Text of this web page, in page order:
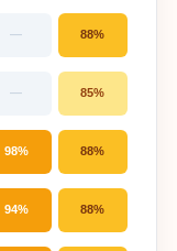
— 88%
— 85%
98% 88%
94% 88%